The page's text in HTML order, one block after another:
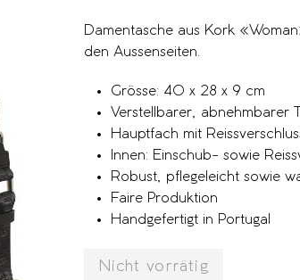
Damentasche aus Kork
den Aussenseiten.
Grösse: 40 x 28 x 9 cm
Verstellbarer, abnehmbarer
Hauptfach mit
Innen: Einschub- sowie
Robust, pflegeleicht sowie
Faire Produktion
Handgefertigt in Portugal
Nicht vorrätig